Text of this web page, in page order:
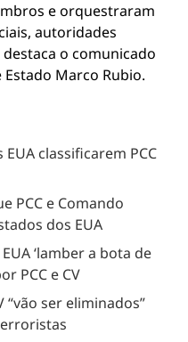
e orquestraram
autoridades
o comunicado
Marco Rubio.
classificarem PCC
PCC e Comando
dos EUA
‘lamber a bota de
PCC e CV
“vão ser eliminados”